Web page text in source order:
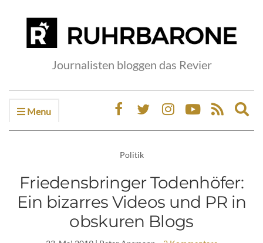
Journalisten bloggen das Revier
Menu
Politik
Friedensbringer Todenhöfer:
Ein bizarres Videos und PR in
obskuren Blogs